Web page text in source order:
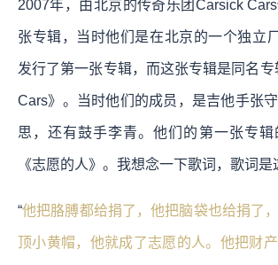
2007年，由北京的传奇乐团Carsick
张专辑，当时他们是在北京的一个独立
发行了第一张专辑，而这张专辑是同名
Cars》。当时他们的成员，是吉他手张
思，还有鼓手李青。他们的第一张专
《志愿的人》。我想念一下歌词，歌词是
“他把胳膊都给捐了，他把脑袋也给捐了
顶小黄帽，他就成了志愿的人。他把财